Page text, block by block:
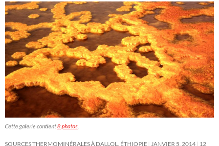
Cette galerie contient8 photos
SOURCES THERMOMINÉRALES À DALLOL, ÉTHIOPIE JANVIER 5, 2014 12